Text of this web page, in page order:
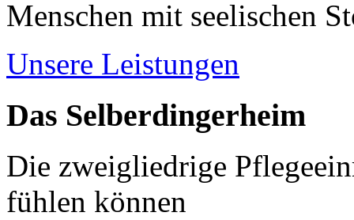
Menschen mit seelischen
Unsere Leistungen
Das Selberdingerheim
Die zweigliedrige
fühlen können